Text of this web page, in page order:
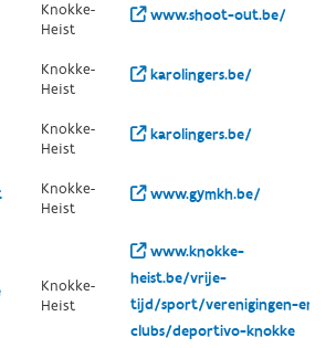
Knokke-
Heist
www.shoot-out.be/
Knokke-
Heist
karolingers.be/
Knokke-
Heist
karolingers.be/
Knokke-
Heist
www.gymkh.be/
Knokke-
Heist
www.knokke-
heist.be/vrije-
tijd/sport/verenigingen-en-
clubs/deportivo-knokke